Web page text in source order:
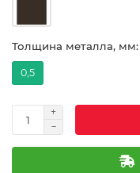
Толщина металла, мм:
0,5